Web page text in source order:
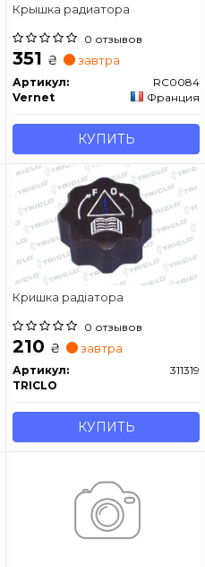
Крышка радиатора
0 отзывов
351 ₴ завтра
Артикул:
RC0084
Vernet
Франция
КУПИТЬ
Кришка радіатора
0 отзывов
210 ₴ завтра
Артикул:
311319
TRICLO
КУПИТЬ